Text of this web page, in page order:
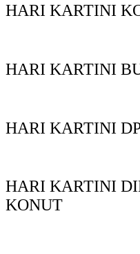
HARI KARTINI
HARI KARTINI
HARI KARTINI
HARI KARTINI
KONUT